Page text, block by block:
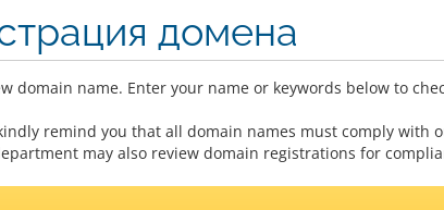
домена
domain name. Enter your name or keywords below to
remind you that all domain names must comply with
may also review domain registrations for